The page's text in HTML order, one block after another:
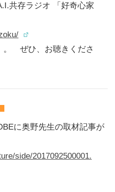
共存ラジオ 「好奇心家
。 ぜひ、お聴きくださ
に奥野先生の取材記事が
side/2017092500001.